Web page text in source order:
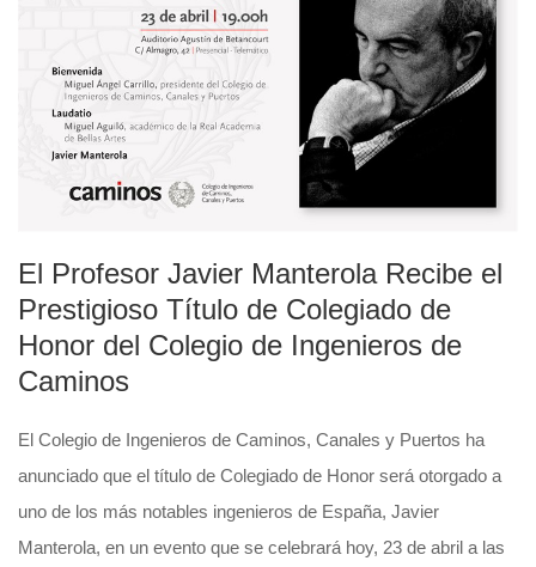
El Profesor Javier Manterola Recibe el
Prestigioso Título de Colegiado de
Honor del Colegio de Ingenieros de
Caminos
El Colegio de Ingenieros de Caminos, Canales y Puertos ha
anunciado que el título de Colegiado de Honor será otorgado a
uno de los más notables ingenieros de España, Javier
Manterola, en un evento que se celebrará hoy, 23 de abril a las